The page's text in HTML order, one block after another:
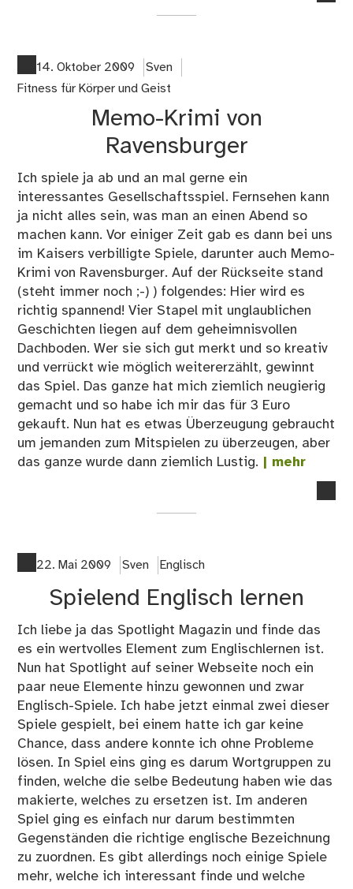
14. Oktober 2009
Sven
Fitness für Körper und Geist
Memo-Krimi von
Ravensburger
Ich spiele ja ab und an mal gerne ein
interessantes Gesellschaftsspiel. Fernsehen kann
ja nicht alles sein, was man an einen Abend so
machen kann. Vor einiger Zeit gab es dann bei uns
im Kaisers verbilligte Spiele, darunter auch Memo-
Krimi von Ravensburger. Auf der Rückseite stand
(steht immer noch ;-) ) folgendes: Hier wird es
richtig spannend! Vier Stapel mit unglaublichen
Geschichten liegen auf dem geheimnisvollen
Dachboden. Wer sie sich gut merkt und so kreativ
und verrückt wie möglich weitererzählt, gewinnt
das Spiel. Das ganze hat mich ziemlich neugierig
gemacht und so habe ich mir das für 3 Euro
gekauft. Nun hat es etwas Überzeugung gebraucht
um jemanden zum Mitspielen zu überzeugen, aber
das ganze wurde dann ziemlich Lustig. | mehr
22. Mai 2009 Sven Englisch
Spielend Englisch lernen
Ich liebe ja das Spotlight Magazin und finde das
es ein wertvolles Element zum Englischlernen ist.
Nun hat Spotlight auf seiner Webseite noch ein
paar neue Elemente hinzu gewonnen und zwar
Englisch-Spiele. Ich habe jetzt einmal zwei dieser
Spiele gespielt, bei einem hatte ich gar keine
Chance, dass andere konnte ich ohne Probleme
lösen. In Spiel eins ging es darum Wortgruppen zu
finden, welche die selbe Bedeutung haben wie das
makierte, welches zu ersetzen ist. Im anderen
Spiel ging es einfach nur darum bestimmten
Gegenständen die richtige englische Bezeichnung
zu zuordnen. Es gibt allerdings noch einige Spiele
mehr, welche ich interessant finde und welche